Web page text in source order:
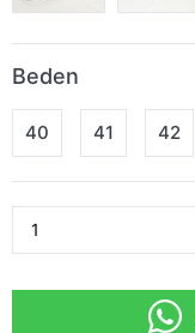
Beden
40 41 42